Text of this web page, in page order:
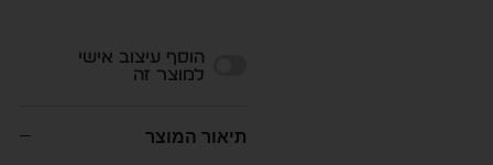
הוסף עיצוב אישי
למוצר זה
תיאור המוצר